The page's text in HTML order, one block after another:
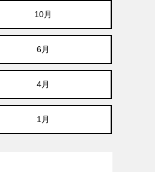
10月
6月
4月
1月